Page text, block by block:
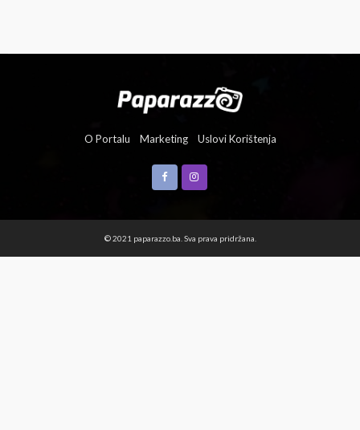
O Portalu Marketing Uslovi Korištenja
© 2021 paparazzo.ba. Sva prava pridržana.